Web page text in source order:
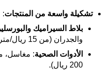
تشكيلة واسعة من المنتجات:
بلاط السيراميك
والجدران (من 15 ريال/متر مربع).
الأدوات الصحية: مغاسل،
200 ريال).